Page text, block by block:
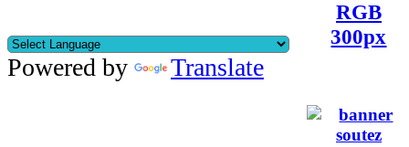
Powered by Translate